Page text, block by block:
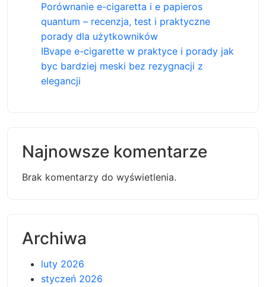
Porównanie e-cigaretta i e papieros
quantum – recenzja, test i praktyczne
porady dla użytkowników
IBvape e-cigarette w praktyce i porady jak
byc bardziej meski bez rezygnacji z
elegancji
Najnowsze komentarze
Brak komentarzy do wyświetlenia.
Archiwa
luty 2026
styczeń 2026